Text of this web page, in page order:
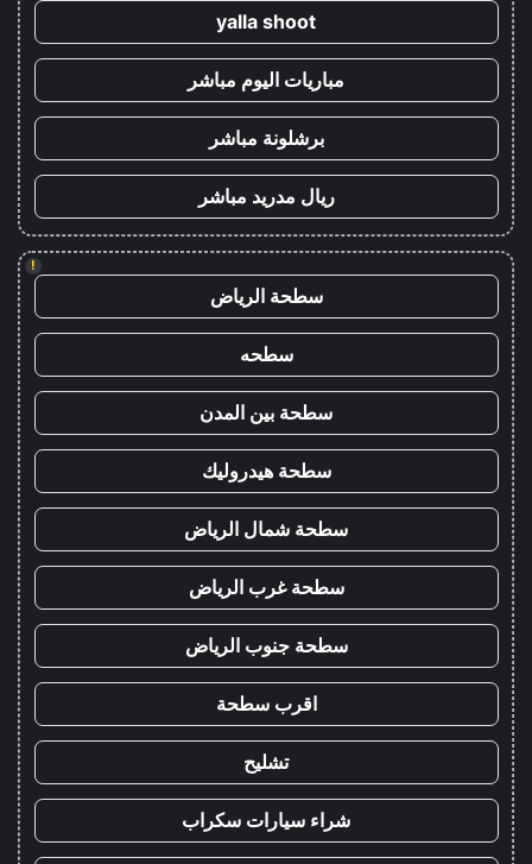
yalla shoot
مباريات اليوم مباشر
برشلونة مباشر
ريال مدريد مباشر
!
سطحة الرياض
سطحه
سطحة بين المدن
سطحة هيدروليك
سطحة شمال الرياض
سطحة غرب الرياض
سطحة جنوب الرياض
اقرب سطحة
تشليح
شراء سيارات سكراب